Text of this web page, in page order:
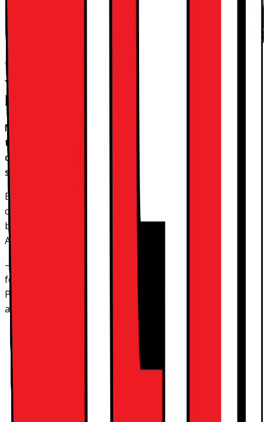
Vill du ha förstklassig utrustning till låga
kostnader?
Många företag behöver både god likviditet och
tillgång till den senaste IT-utrustningen. Visste du att
det finns en lösning som kan ge er båda delarna på
samma gång?
Elektronisk utrustning är något av det viktigaste, men
också något av det dyraste, ett företag behöver för att
bedriva sin verksamhet. Eller är det egentligen det? Med
Apple Financial Services behöver det inte vara det.
– Tjänsten innebär att ditt företag kan förena
förstklassig utrustning med låga kostnader, säger Tania
Prorokovic, kundansvarig B2B på Elgigantens B2B-
avdelning, Elgiganten Företag.